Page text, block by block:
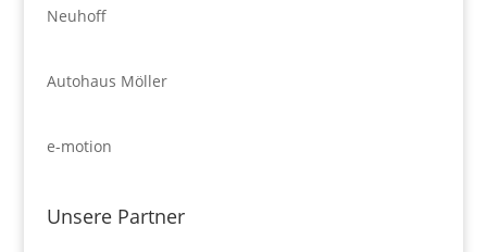
Neuhoff
Autohaus Möller
e-motion
Unsere Partner